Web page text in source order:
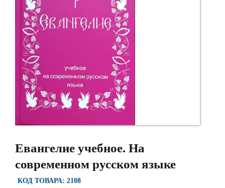
Евангелие учебное. На
современном русском языке
КОД ТОВАРА: 2108